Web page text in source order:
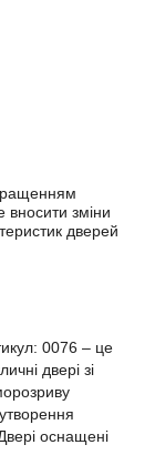
вносити зміни
дверей
0076 – це
двері зі
оснащені